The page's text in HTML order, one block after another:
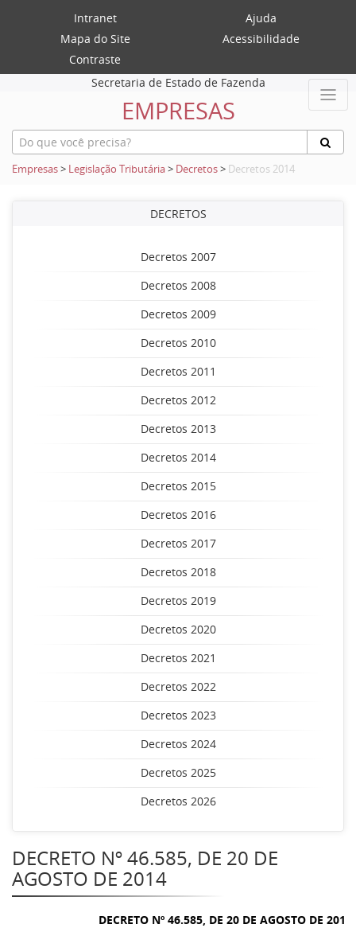
Intranet
Ajuda
Mapa do Site
Acessibilidade
Contraste
Secretaria de Estado de Fazenda
EMPRESAS
Empresas> Legislação Tributária> Decretos> Decretos 2014
DECRETOS
Decretos 2007
Decretos 2008
Decretos 2009
Decretos 2010
Decretos 2011
Decretos 2012
Decretos 2013
Decretos 2014
Decretos 2015
Decretos 2016
Decretos 2017
Decretos 2018
Decretos 2019
Decretos 2020
Decretos 2021
Decretos 2022
Decretos 2023
Decretos 2024
Decretos 2025
Decretos 2026
DECRETO Nº 46.585, DE 20 DE
AGOSTO DE 2014
DECRETO Nº 46.585, DE 20 DE AGOSTO DE 2014